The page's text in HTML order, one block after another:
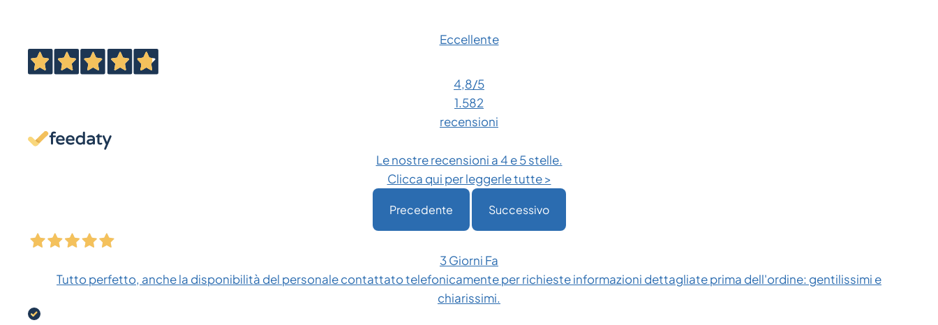
Testina di Stampa Termica
Risoluzione di Stampa:203 dpi / 8 dots per
millimetro
Termico
Eccellente
4,8/5
1.582
recensioni
Le nostre recensioni a 4 e 5 stelle.
Clicca qui per leggerle tutte >
Precedente Successivo
3 Giorni Fa
Tutto perfetto, anche la disponibilità del personale contattato telefonicamente per richieste informazioni dettagliate prima dell'ordine: gentilissimi e
chiarissimi.